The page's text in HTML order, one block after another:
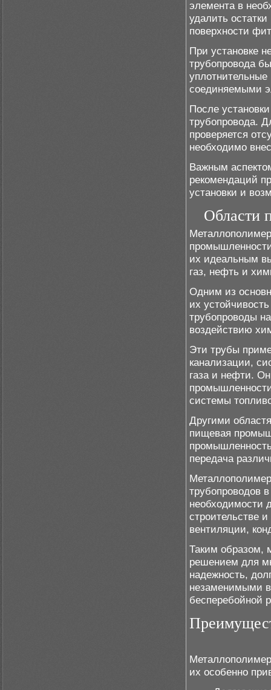
элемента в
удалить
поверхности
При установке
трубопровода
соединяемыми
После
трубопровода.
проверяется
необходимо
Важным
рекомендаций
установки и
Области
их идеальным
газ, нефть и
Одним из
их
трубопроводы
воздействию
Эти трубы
канализации,
газа и нефти.
системы
Другими
пищевая
передача
трубопроводов
необходимости
строительстве
вентиляции,
Таким образом,
решением для
надежность,
незаменимыми
бесперебойной
их особенно